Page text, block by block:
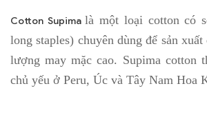
Cotton Supimalà một loại cotton có
long staples) chuyên dùng để sản xuất
lượng may mặc cao. Supima cotton
chủ yếu ở Peru, Úc và Tây Nam Hoa